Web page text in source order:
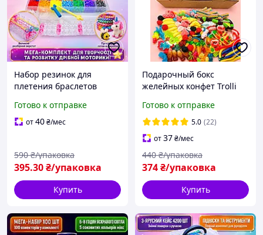
Набор резинок для
плетения браслетов
шт
Готово к отправке
от40₴/мес
395.30₴/упаковка
590 ₴/упаковка
Купить
Подарочный бокс
желейных конфет Trolli
жевательного мармелада
в коробке
Готово к отправке
5.0 (22)
от37₴/мес
374₴/упаковка
440 ₴/упаковка
Купить